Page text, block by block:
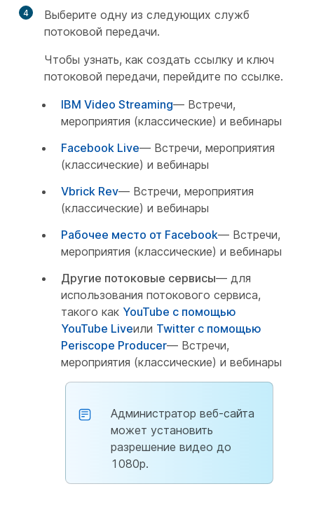
4
Выберите одну из следующих служб
потоковой передачи.
Чтобы узнать, как создать ссылку и ключ
потоковой передачи, перейдите по ссылке.
IBM Video Streaming— Встречи,
мероприятия (классические) и вебинары
Facebook Live— Встречи, мероприятия
(классические) и вебинары
Vbrick Rev— Встречи, мероприятия
(классические) и вебинары
Рабочее место от Facebook— Встречи,
мероприятия (классические) и вебинары
Другие потоковые сервисы— для
использования потокового сервиса,
такого как YouTube с помощью
YouTube Liveили Twitter с помощью
Periscope Producer— Встречи,
мероприятия (классические) и вебинары
Администратор веб-сайта
может установить
разрешение видео до
1080p.